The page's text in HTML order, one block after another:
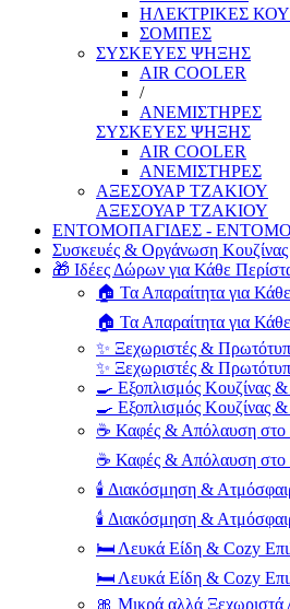
ΗΛΕΚΤΡΙΚΕΣ
ΣΟΜΠΕΣ
ΣΥΣΚΕΥΕΣ ΨΗΞΗΣ
AIR COOLER
/
ΑΝΕΜΙΣΤΗΡΕΣ
ΣΥΣΚΕΥΕΣ ΨΗΞΗΣ
AIR COOLER
ΑΝΕΜΙΣΤΗΡΕΣ
ΑΞΕΣΟΥΑΡ ΤΖΑΚΙΟΥ
ΑΞΕΣΟΥΑΡ ΤΖΑΚΙΟΥ
ΕΝΤΟΜΟΠΑΓΙΔΕΣ -
Συσκευές & Οργάνωση Κουζίνας
🎁 Ιδέες Δώρων για Κάθε
🏠 Τα Απαραίτητα για Κάθε
🏠 Τα Απαραίτητα για Κάθε
✨ Ξεχωριστές &
✨ Ξεχωριστές &
🍳 Εξοπλισμός Κουζίνας &
🍳 Εξοπλισμός Κουζίνας &
☕ Καφές & Απόλαυση στο
☕ Καφές & Απόλαυση στο
🕯️ Διακόσμηση &
🕯️ Διακόσμηση &
🛏️ Λευκά Είδη & Cozy
🛏️ Λευκά Είδη & Cozy
🎀 Μικρά αλλά